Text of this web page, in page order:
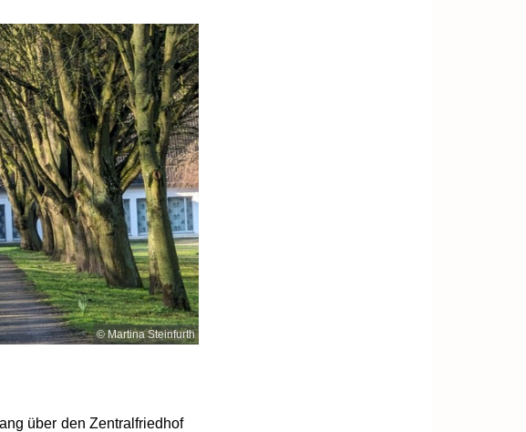
© Martina Steinfurth
über den Zentralfriedhof